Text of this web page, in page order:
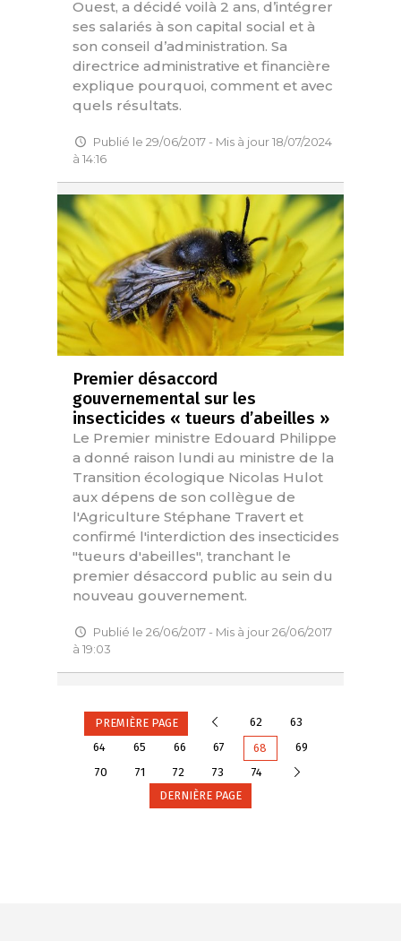
Ouest, a décidé voilà 2 ans, d’intégrer
ses salariés à son capital social et à
son conseil d’administration. Sa
directrice administrative et financière
explique pourquoi, comment et avec
quels résultats.
Publié le 29/06/2017 - Mis à jour 18/07/2024
à 14:16
Premier désaccord
gouvernemental sur les
insecticides « tueurs d’abeilles »
Le Premier ministre Edouard Philippe
a donné raison lundi au ministre de la
Transition écologique Nicolas Hulot
aux dépens de son collègue de
l'Agriculture Stéphane Travert et
confirmé l'interdiction des insecticides
"tueurs d'abeilles", tranchant le
premier désaccord public au sein du
nouveau gouvernement.
Publié le 26/06/2017 - Mis à jour 26/06/2017
à 19:03
PREMIÈRE PAGE Précédente
62
63
64
65 66 67 68
69
70
71 72 73 74
DERNIÈRE PAGE